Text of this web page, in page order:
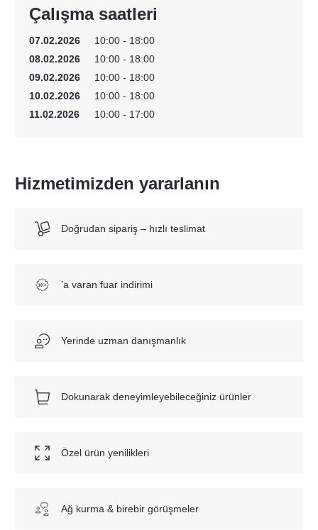
Çalışma saatleri
07.02.2026
10:00 - 18:00
08.02.2026
10:00 - 18:00
09.02.2026
10:00 - 18:00
10.02.2026
10:00 - 18:00
11.02.2026
10:00 - 17:00
Hizmetimizden yararlanın
Doğrudan sipariş – hızlı teslimat
’a varan fuar indirimi
Yerinde uzman danışmanlık
Dokunarak deneyimleyebileceğiniz ürünler
Özel ürün yenilikleri
Ağ kurma & birebir görüşmeler